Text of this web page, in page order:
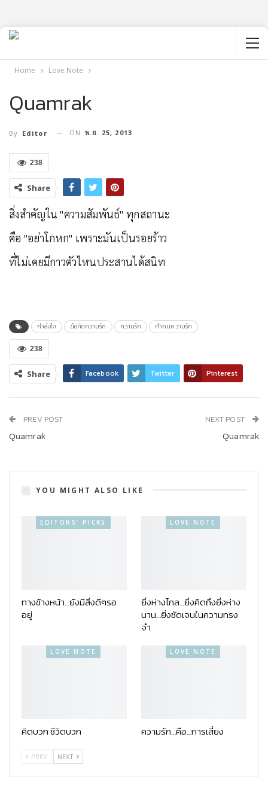
Home Love Note
Quamrak
By Editor ON พ.ย. 25, 2013
238
Share
สิ่งสำคัญใน "ความสัมพันธ์" ทุกสถานะ
คือ "อย่าโกหก" เพราะมันเป็นรอยร้าว
ที่ไม่เคยมีกาวตัวไหนประสานได้สนิท
กำลังใจ ข้อคิดความรัก ความรัก คำคมความรัก
238
Share Facebook Twitter Pinterest
PREV POST
Quamrak
NEXT POST
Quamrak
YOU MIGHT ALSO LIKE
EDITORS’ PICKS
ทางข้างหน้า…ยังมีสิ่งดีๆรอ
อยู่
LOVE NOTE
ยิ่งห่างไกล…ยิ่งคิดถึงยิ่งห่าง
นาน…ยิ่งชัดเจนในความทรง
จำ
LOVE NOTE
คิดบวก ชีวิตบวก
LOVE NOTE
ความรัก…คือ…การเสี่ยง
PREV NEXT